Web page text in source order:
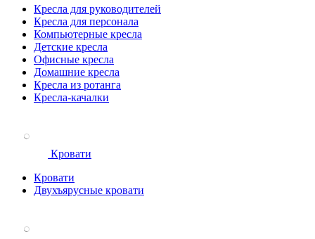
Кресла для руководителей
Кресла для персонала
Компьютерные кресла
Детские кресла
Офисные кресла
Домашние кресла
Кресла из ротанга
Кресла-качалки
Кровати
Кровати
Двухъярусные кровати